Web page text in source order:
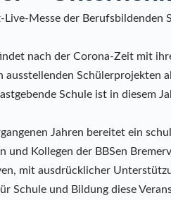
Messe der Berufsbildenden
nach der Corona-Zeit mit
ausstellenden Schülerprojekten
Schule ist in diesem
Jahren bereitet ein
und Kollegen der BBSen
mit ausdrücklicher
Schule und Bildung diese